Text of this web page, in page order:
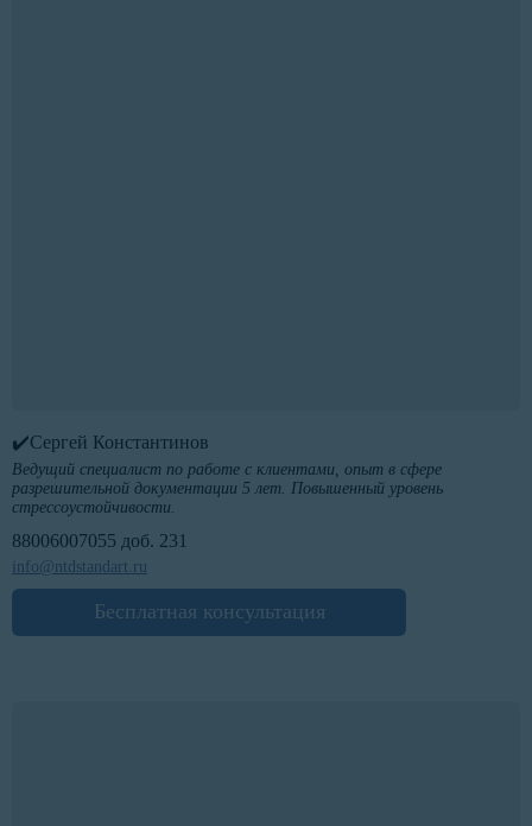
✔️Сергей Константинов
Ведущий специалист по работе с клиентами, опыт в сфере
разрешительной документации 5 лет. Повышенный уровень
стрессоустойчивости.
88006007055 доб. 231
info@ntdstandart.ru
Бесплатная консультация